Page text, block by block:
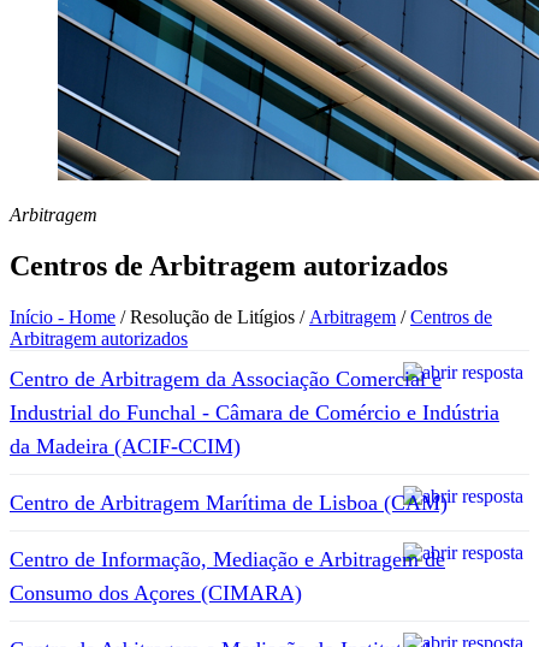
Arbitragem
Centros de Arbitragem autorizados
Início - Home /Resolução de Litígios / Arbitragem /Centros de
Arbitragem autorizados
Centro de Arbitragem da Associação Comercial e
Industrial do Funchal - Câmara de Comércio e Indústria
da Madeira (ACIF-CCIM)
Centro de Arbitragem Marítima de Lisboa (CAM)
Centro de Informação, Mediação e Arbitragem de
Consumo dos Açores (CIMARA)